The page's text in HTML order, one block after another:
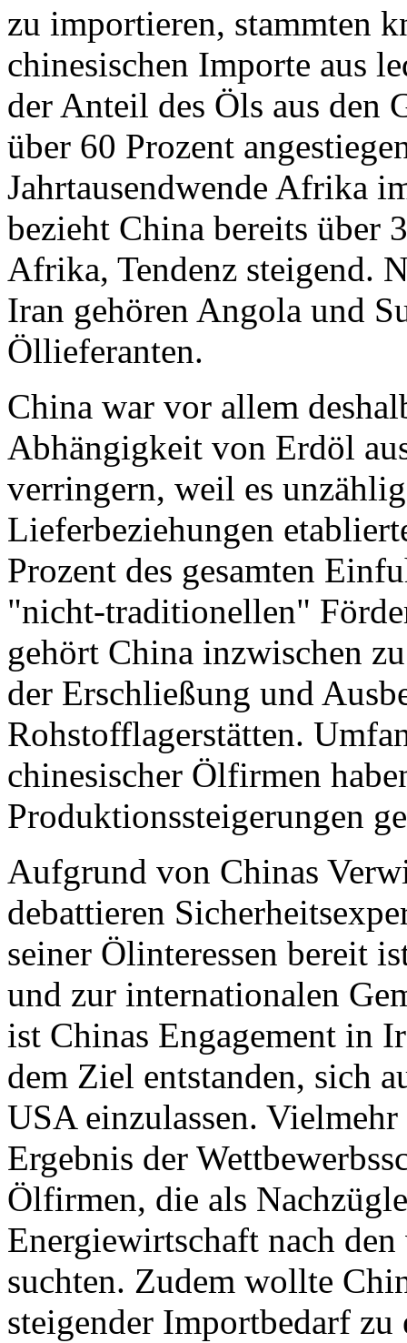
zu importieren, stammten
chinesischen Importe aus
der Anteil des Öls aus den
über 60 Prozent
Jahrtausendwende Afrika
bezieht China bereits über
Afrika, Tendenz steigend.
Iran gehören Angola und
Öllieferanten.
China war vor allem
Abhängigkeit von Erdöl
verringern, weil es
Lieferbeziehungen
Prozent des gesamten
"nicht-traditionellen"
gehört China inzwischen
der Erschließung und
Rohstofflagerstätten.
chinesischer Ölfirmen
Produktionssteigerungen
Aufgrund von Chinas
debattieren
seiner Ölinteressen bereit
und zur internationalen
ist Chinas Engagement in
dem Ziel entstanden, sich
USA einzulassen.
Ergebnis der
Ölfirmen, die als
Energiewirtschaft nach
suchten. Zudem wollte
steigender Importbedarf